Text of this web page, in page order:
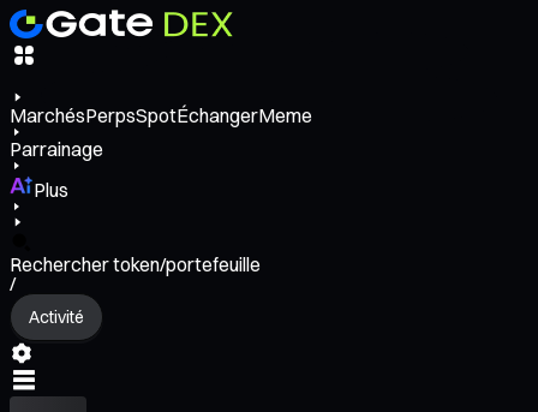
MarchésPerpsSpotÉchangerMeme
Parrainage
Plus
Rechercher token/portefeuille
/
Activité